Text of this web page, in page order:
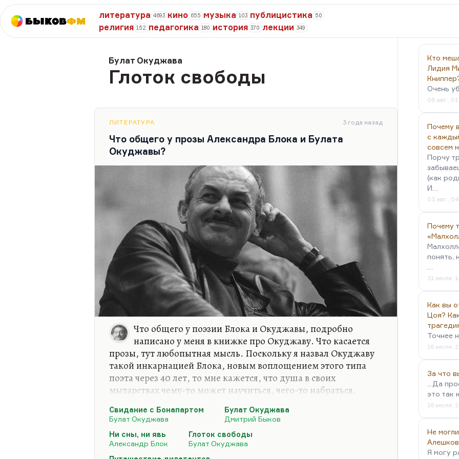
БыковФМ
литература 4693 кино 655 музыка 103 публицистика 50
религия 152 педагогика 180 история 370 лекции 349
Булат Окуджава
Глоток свободы
ЛИТЕРАТУРА 3 года назад
Что общего у прозы Александра Блока и Булата
Окуджавы?
Что общего у поэзии Блока и Окуджавы, подробно
написано у меня в книжке про Окуджаву. Что касается
прозы, тут любопытная мысль. Поскольку я назвал Окуджаву
такой инкарнацией Блока, новым воплощением этого типа
поэта через 40 лет, то мне кажется, что душа в своих
мытарствах чему-то может научиться, чего-то набраться.
У Блока была проблема в том, что при всей своей
божественной музыкальности, при гениальности отрывков его
прозы, о которой говорил Пастернак, он не умел писать
сюжетные вещи. Когда он захотел написать сюжетную
биографию (ему не далось «Возмездие» в прозе, он решил
Свидание с Бонапартом
Булат Окуджава
Булат Окуджава
Дмитрий Быков
Ни сны, ни явь
Александр Блок
Глоток свободы
Булат Окуджава
Кто
Лидия
Очень
06 авг.,
Почему
с
совсем
Порчу
(как
И…
03 авг.,
Почему
понять,
31 июля,
Как вы
Цоя?
Точнее
16 июля,
За что
...Да
это так
16 июля,
Не
Я могу